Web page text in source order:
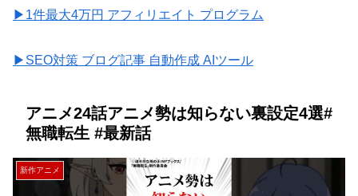
▶1件最大4万円 アフィリエイト プログラム
▶SEO対策 ブログ記事 自動作成 AIツール
アニメ24話アニメ勢は知らない裏設定4選#
無職転生 #最新話
新作アニメ